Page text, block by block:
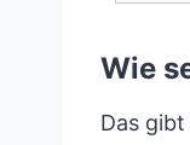
Wie
Das